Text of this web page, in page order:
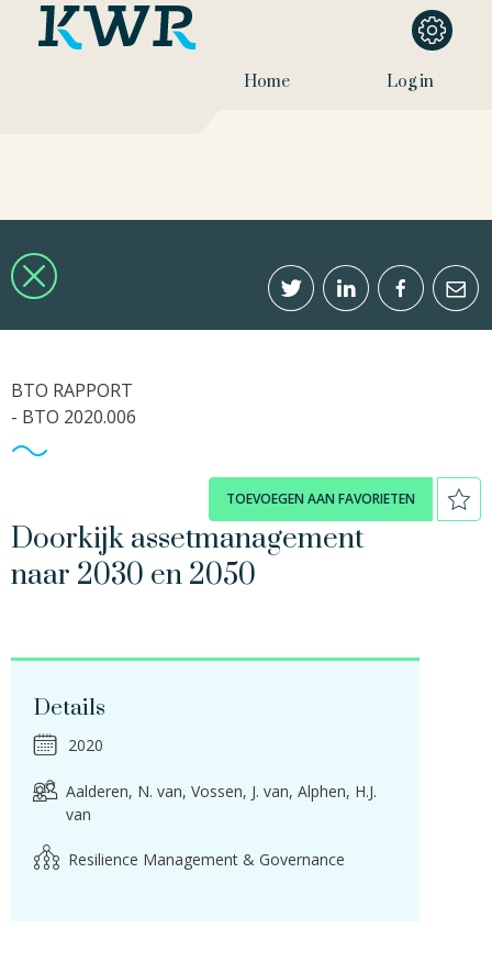
Home Log in
BTO RAPPORT
- BTO 2020.006
TOEVOEGEN AAN FAVORIETEN
Doorkijk assetmanagement
naar 2030 en 2050
Details
2020
Aalderen, N. van Vossen, J. van Alphen, H.J.
van
Resilience Management & Governance